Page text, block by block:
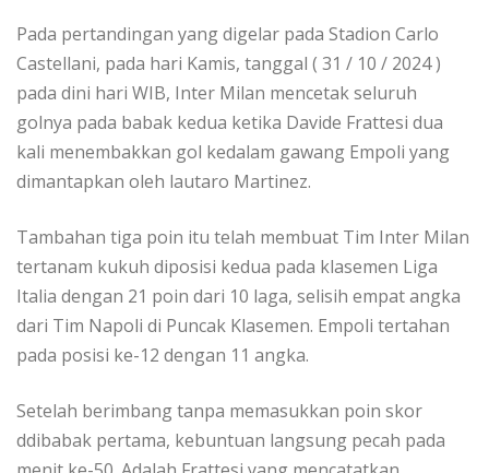
Pada pertandingan yang digelar pada Stadion Carlo
Castellani, pada hari Kamis, tanggal ( 31 / 10 / 2024 )
pada dini hari WIB, Inter Milan mencetak seluruh
golnya pada babak kedua ketika Davide Frattesi dua
kali menembakkan gol kedalam gawang Empoli yang
dimantapkan oleh lautaro Martinez.
Tambahan tiga poin itu telah membuat Tim Inter Milan
tertanam kukuh diposisi kedua pada klasemen Liga
Italia dengan 21 poin dari 10 laga, selisih empat angka
dari Tim Napoli di Puncak Klasemen. Empoli tertahan
pada posisi ke-12 dengan 11 angka.
Setelah berimbang tanpa memasukkan poin skor
ddibabak pertama, kebuntuan langsung pecah pada